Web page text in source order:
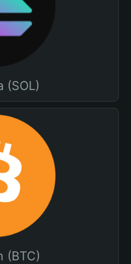
(SOL)
(BTC)